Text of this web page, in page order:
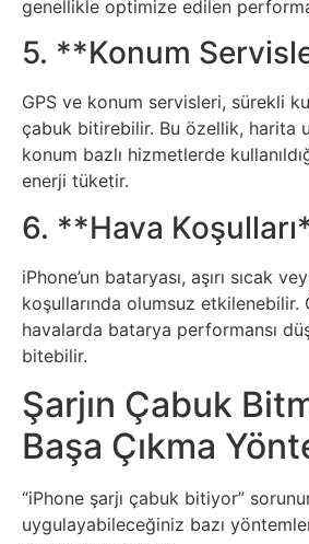
İnternet
İnternetten
Para
Kazanma
Kadın
Kim
Kimdir
Kitap
Komedi
Sanat
genellikle optimize edilen
5. **Konum
GPS ve konum servisleri, sürekli
çabuk bitirebilir. Bu özellik, harita
konum bazlı hizmetlerde
enerji tüketir.
6. **Hava
iPhone’un bataryası, aşırı sıcak
koşullarında olumsuz etkilenebilir.
havalarda batarya performansı
bitebilir.
Şarjın Çabuk
Başa Çıkma
“iPhone şarjı çabuk bitiyor”
uygulayabileceğiniz bazı